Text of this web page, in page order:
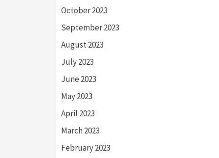
October 2023
September 2023
August 2023
July 2023
June 2023
May 2023
April 2023
March 2023
February 2023